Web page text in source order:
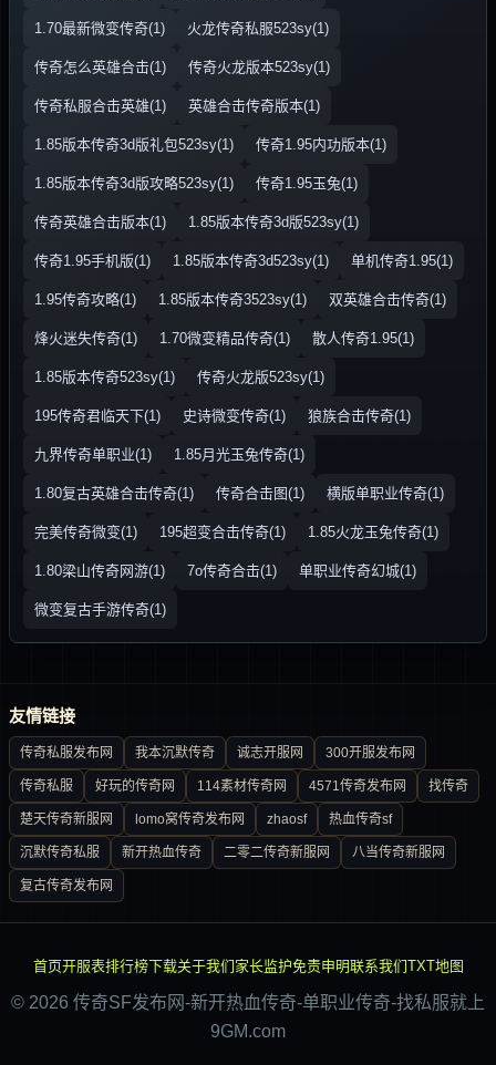
1.70最新微变传奇(1) 火龙传奇私服523sy(1)
传奇怎么英雄合击(1) 传奇火龙版本523sy(1)
传奇私服合击英雄(1) 英雄合击传奇版本(1)
1.85版本传奇3d版礼包523sy(1) 传奇1.95内功版本(1)
1.85版本传奇3d版攻略523sy(1) 传奇1.95玉兔(1)
传奇英雄合击版本(1) 1.85版本传奇3d版523sy(1)
传奇1.95手机版(1) 1.85版本传奇3d523sy(1) 单机传奇1.95(1)
1.95传奇攻略(1) 1.85版本传奇3523sy(1) 双英雄合击传奇(1)
烽火迷失传奇(1) 1.70微变精品传奇(1) 散人传奇1.95(1)
1.85版本传奇523sy(1) 传奇火龙版523sy(1)
195传奇君临天下(1) 史诗微变传奇(1) 狼族合击传奇(1)
九界传奇单职业(1) 1.85月光玉兔传奇(1)
1.80复古英雄合击传奇(1) 传奇合击图(1) 横版单职业传奇(1)
完美传奇微变(1) 195超变合击传奇(1) 1.85火龙玉兔传奇(1)
1.80梁山传奇网游(1) 7o传奇合击(1) 单职业传奇幻城(1)
微变复古手游传奇(1)
友情链接
传奇私服发布网 我本沉默传奇 诚志开服网 300开服发布网
传奇私服 好玩的传奇网 114素材传奇网 4571传奇发布网 找传奇
楚天传奇新服网 lomo窝传奇发布网 zhaosf 热血传奇sf
沉默传奇私服 新开热血传奇 二零二传奇新服网 八当传奇新服网
复古传奇发布网
首页开服表排行榜下载关于我们 家长监护免责申明联系我们TXT地图
© 2026 传奇SF发布网-新开热血传奇-单职业传奇-找私服就上
9GM.com